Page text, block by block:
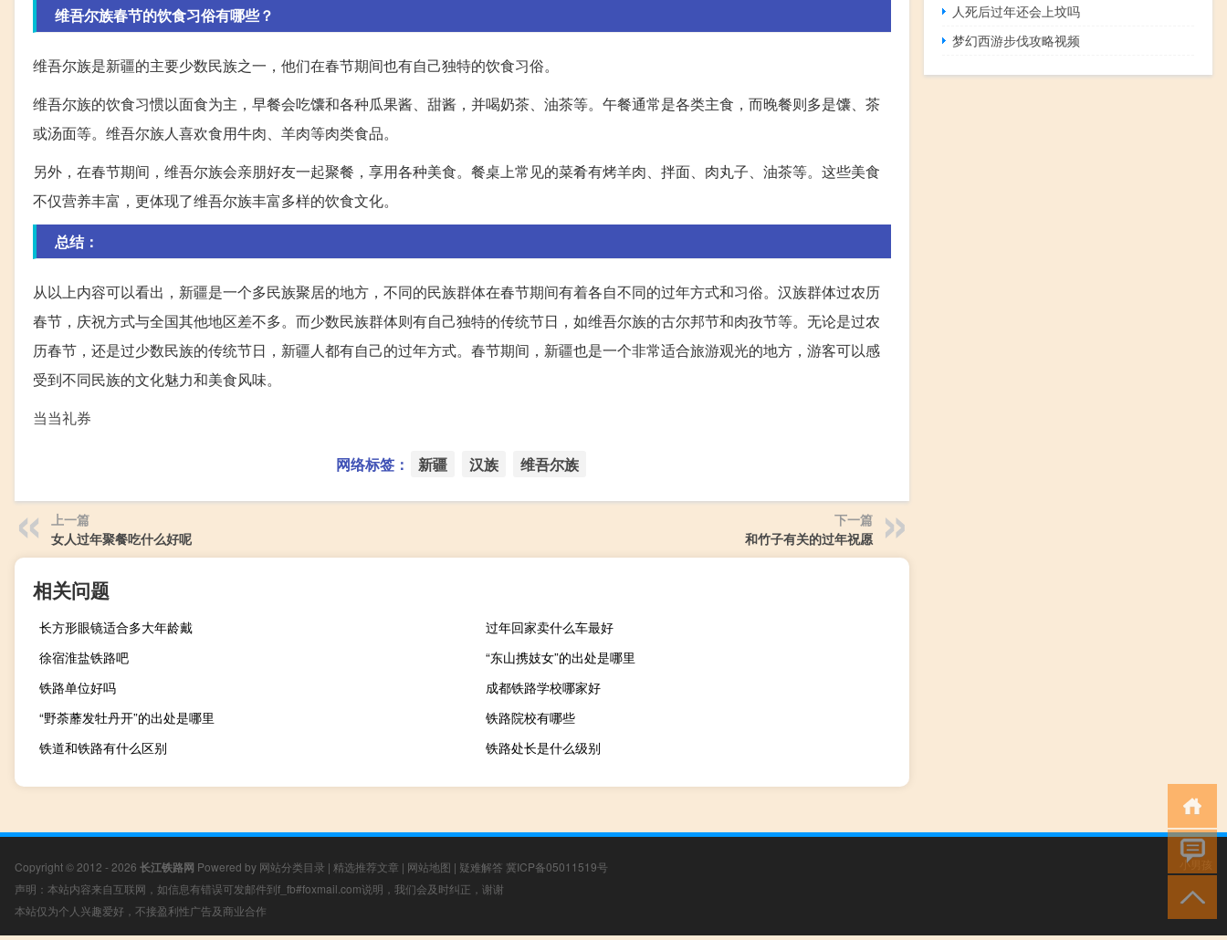
维吾尔族春节的饮食习俗有哪些？
维吾尔族是新疆的主要少数民族之一，他们在春节期间也有自己独特的饮食习俗。
维吾尔族的饮食习惯以面食为主，早餐会吃馕和各种瓜果酱、甜酱，并喝奶茶、油茶等。午餐通常是各类主食，而晚餐则多是馕、茶
或汤面等。维吾尔族人喜欢食用牛肉、羊肉等肉类食品。
另外，在春节期间，维吾尔族会亲朋好友一起聚餐，享用各种美食。餐桌上常见的菜肴有烤羊肉、拌面、肉丸子、油茶等。这些美食
不仅营养丰富，更体现了维吾尔族丰富多样的饮食文化。
总结：
从以上内容可以看出，新疆是一个多民族聚居的地方，不同的民族群体在春节期间有着各自不同的过年方式和习俗。汉族群体过农历
春节，庆祝方式与全国其他地区差不多。而少数民族群体则有自己独特的传统节日，如维吾尔族的古尔邦节和肉孜节等。无论是过农
历春节，还是过少数民族的传统节日，新疆人都有自己的过年方式。春节期间，新疆也是一个非常适合旅游观光的地方，游客可以感
受到不同民族的文化魅力和美食风味。
当当礼券
网络标签： 新疆 汉族 维吾尔族
上一篇
女人过年聚餐吃什么好呢
下一篇
和竹子有关的过年祝愿
相关问题
长方形眼镜适合多大年龄戴
过年回家卖什么车最好
徐宿淮盐铁路吧
“东山携妓女”的出处是哪里
铁路单位好吗
成都铁路学校哪家好
“野荼蘼发牡丹开”的出处是哪里
铁路院校有哪些
铁道和铁路有什么区别
铁路处长是什么级别
人死后过年还会上坟吗
梦幻西游步伐攻略视频
Copyright © 2012 - 2026 长江铁路网 Powered by 网站分类目录 | 精选推荐文章 | 网站地图 | 疑难解答 冀ICP备05011519号
声明：本站内容来自互联网，如信息有错误可发邮件到f_fb#foxmail.com说明，我们会及时纠正，谢谢
本站仅为个人兴趣爱好，不接盈利性广告及商业合作
小男孩